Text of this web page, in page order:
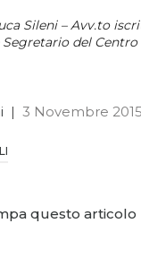
Sileni –Avv.to
Segretario del
| 3 Novembre 2015
questo articolo